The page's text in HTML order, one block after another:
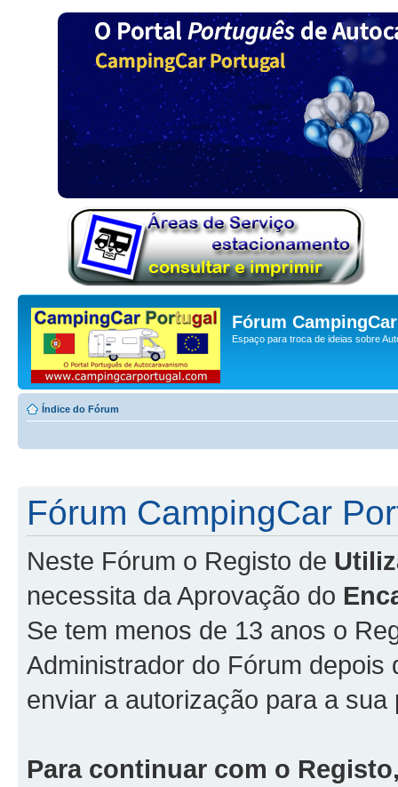
Fórum
Espaço para troca de ideias sobre
Índice do Fórum
Fórum CampingCar
Neste Fórum o Registo de
necessita da Aprovação do
Se tem menos de 13 anos o
Administrador do Fórum
enviar a autorização para a sua
Para continuar com o